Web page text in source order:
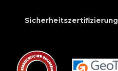
Sicherheitszertifizierung